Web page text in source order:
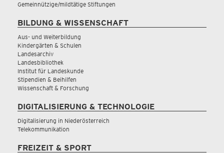
Gemeinnützige/mildtätige Stiftungen
BILDUNG & WISSENSCHAFT
Aus- und Weiterbildung
Kindergärten & Schulen
Landesarchiv
Landesbibliothek
Institut für Landeskunde
Stipendien & Beihilfen
Wissenschaft & Forschung
DIGITALISIERUNG & TECHNOLOGIE
Digitalisierung in Niederösterreich
Telekommunikation
FREIZEIT & SPORT